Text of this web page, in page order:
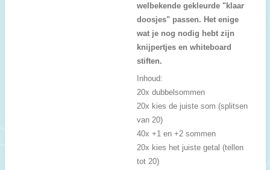
welbekende gekleurde "klaar
doosjes" passen. Het enige
wat je nog nodig hebt zijn
knijpertjes en whiteboard
stiften.
Inhoud:
20x dubbelsommen
20x kies de juiste som (splitsen
van 20)
40x +1 en +2 sommen
20x kies het juiste getal (tellen
tot 20)